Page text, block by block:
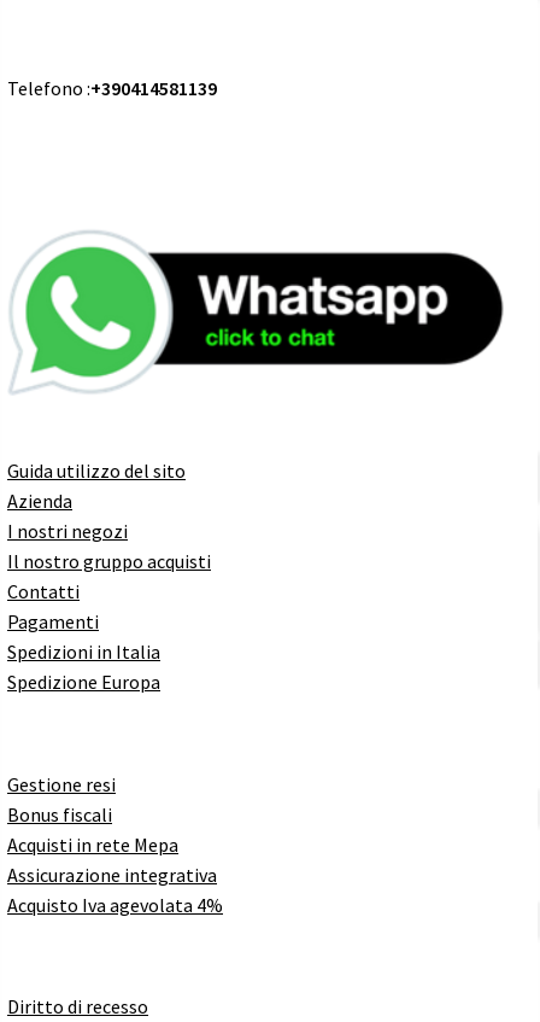
Telefono :+390414581139
Guida utilizzo del sito
Azienda
I nostri negozi
Il nostro gruppo acquisti
Contatti
Pagamenti
Spedizioni in Italia
Spedizione Europa
Gestione resi
Bonus fiscali
Acquisti in rete Mepa
Assicurazione integrativa
Acquisto Iva agevolata 4%
Diritto di recesso